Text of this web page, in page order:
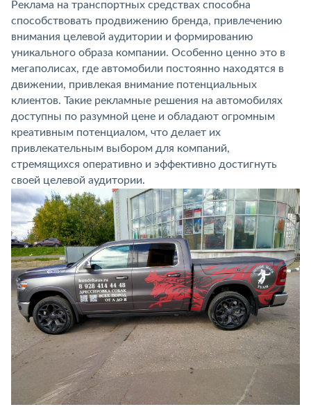
Реклама на транспортных средствах способна
способствовать продвижению бренда, привлечению
внимания целевой аудитории и формированию
уникального образа компании. Особенно ценно это в
мегаполисах, где автомобили постоянно находятся в
движении, привлекая внимание потенциальных
клиентов. Такие рекламные решения на автомобилях
доступны по разумной цене и обладают огромным
креативным потенциалом, что делает их
привлекательным выбором для компаний,
стремящихся оперативно и эффективно достигнуть
своей целевой аудитории.